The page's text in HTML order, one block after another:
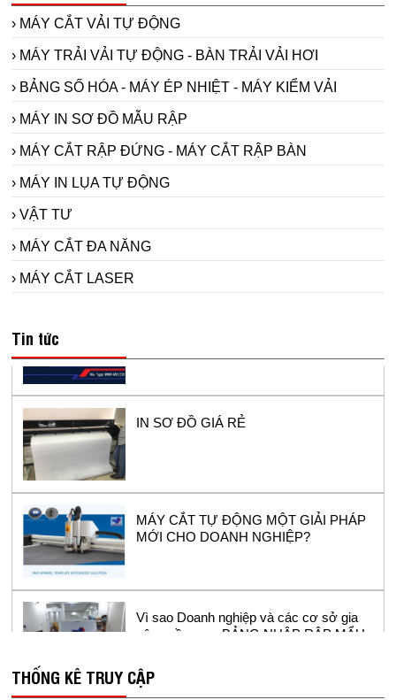
› MÁY CẮT VẢI TỰ ĐỘNG
› MÁY TRẢI VẢI TỰ ĐỘNG - BÀN TRẢI VẢI HƠI
› BẢNG SỐ HÓA - MÁY ÉP NHIỆT - MÁY KIỂM VẢI
› MÁY IN SƠ ĐỒ MẪU RẬP
› MÁY CẮT RẬP ĐỨNG - MÁY CẮT RẬP BÀN
› MÁY IN LỤA TỰ ĐỘNG
› VẬT TƯ
› MÁY CẮT ĐA NĂNG
› MÁY CẮT LASER
Tin tức
IN SƠ ĐỒ GIÁ RẺ
MÁY CẮT TỰ ĐỘNG MỘT GIẢI PHÁP
MỚI CHO DOANH NGHIỆP?
Vì sao Doanh nghiệp và các cơ sở gia
công cần mua BẢNG NHẬP RẬP MẨU -
THỐNG KÊ TRUY CẬP